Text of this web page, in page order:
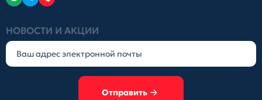
НОВОСТИ И АКЦИИ
Отправить